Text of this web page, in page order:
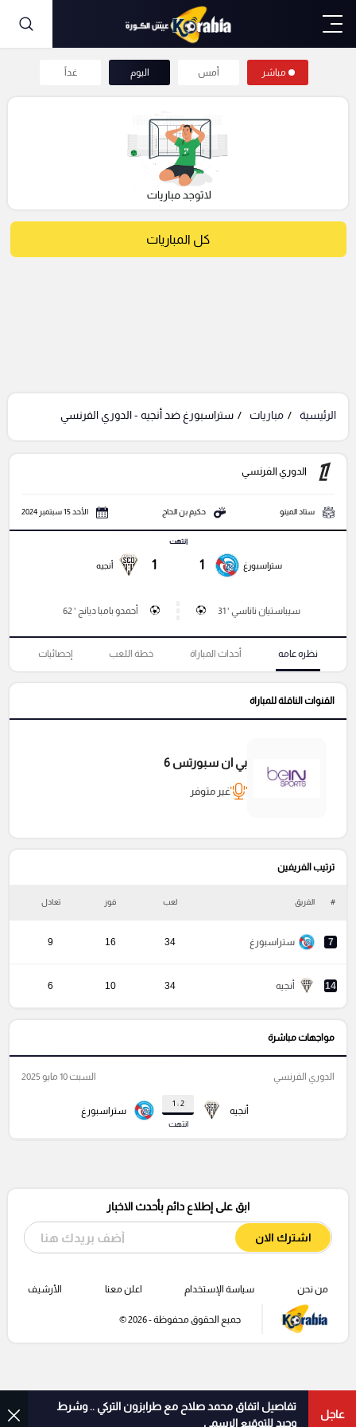
مباشر أمس اليوم غداً
كل المباريات
الرئيسية مباريات ستراسبورغ ضد أنجيه - الدوري الفرنسي
الدوري الفرنسي
ستاد المينو حكيم بن الحاج الأحد 15 سبتمبر 2024
ستراسبورغ 1
انتهت
1 أنجيه
سيباستيان ناناسي ' 31 أحمدو بامبا ديانج ' 62
نظره عامه أحداث المباراة خطة اللعب إحصائيات
القنوات الناقلة للمباراة
بي ان سبورتس 6
غير متوفر
ترتيب الفريفين
# الفريق لعب فوز تعادل
7 ستراسبورغ 34
16
9
14 أنجيه 34
10
6
مواجهات مباشرة
أنجيه
2 : 1
انتهت
ستراسبورغ
الدوري الفرنسي السبت 10 مايو 2025
عاجل
تفاصيل اتفاق محمد صلاح مع طرابزون التركي .. وشرط
وحيد للتوقيع الرسمي
ابق على إطلاع دائم بأحدث الاخبار
اشترك الان
من نحن سياسة الإستخدام اعلن معنا الأرشيف
جميع الحقوق محفوظة - 2026 ©